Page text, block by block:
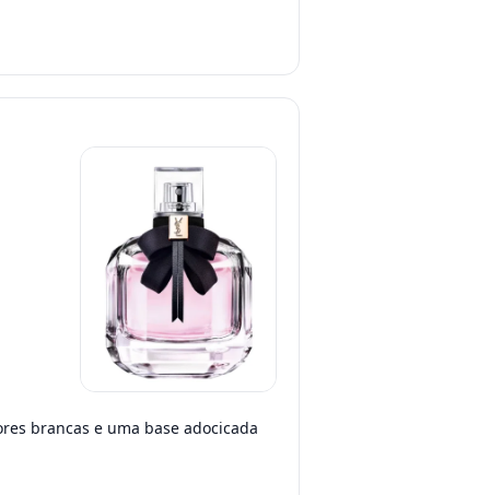
brancas e uma base adocicada